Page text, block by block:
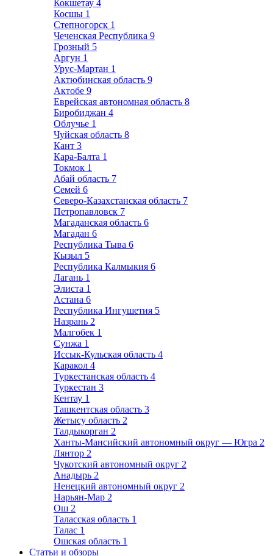
Кокшетау 4
Косшы 1
Степногорск 1
Чеченская Республика 9
Грозный 5
Аргун 1
Урус-Мартан 1
Актюбинская область 9
Актобе 9
Еврейская автономная область 8
Биробиджан 4
Облучье 1
Чуйская область 8
Кант 3
Кара-Балта 1
Токмок 1
Абай область 7
Семей 6
Северо-Казахстанская область 7
Петропавловск 7
Магаданская область 6
Магадан 6
Республика Тыва 6
Кызыл 5
Республика Калмыкия 6
Лагань 1
Элиста 1
Астана 6
Республика Ингушетия 5
Назрань 2
Малгобек 1
Сунжа 1
Иссык-Кульская область 4
Каракол 4
Туркестанская область 4
Туркестан 3
Кентау 1
Ташкентская область 3
Жетысу область 2
Талдыкорган 2
Ханты-Мансийский автономный округ — Югра 2
Лянтор 2
Чукотский автономный округ 2
Анадырь 2
Ненецкий автономный округ 2
Нарьян-Мар 2
Ош 2
Таласская область 1
Талас 1
Ошская область 1
Статьи и обзоры